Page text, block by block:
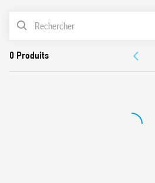
A installer en limite des zones LPZ
Indication visuelle de l’état du
Contact pour le contrôle à
Connecteur (07P.01) fourni avec
Montage sur rail 35 mm (EN
LISTE DES PRODUITS
CERTIFICATIONS